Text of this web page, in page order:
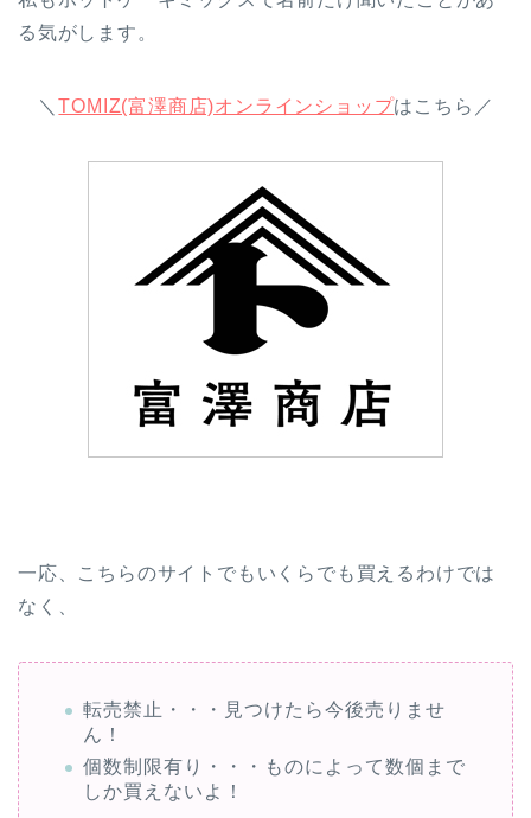
る気がします。
＼ TOMIZ(富澤商店)オンラインショップはこちら／
一応、こちらのサイトでもいくらでも買えるわけでは
なく、
転売禁止・・・見つけたら今後売りませ
ん！
個数制限有り・・・ものによって数個まで
しか買えないよ！